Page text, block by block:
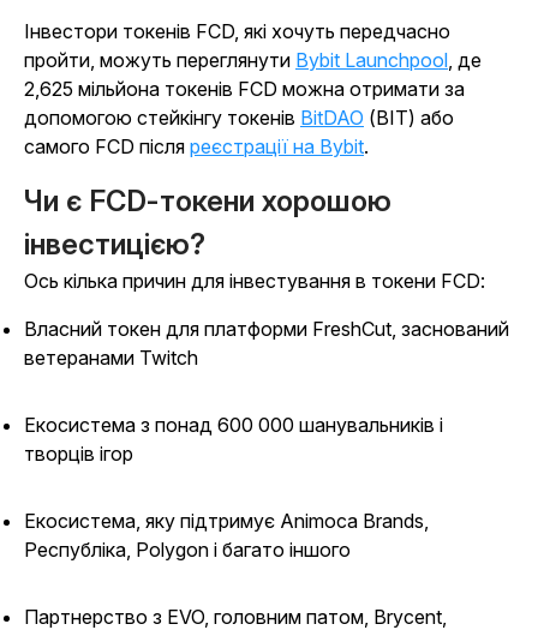
Інвестори токенів FCD, які хочуть передчасно
пройти, можуть переглянути Bybit Launchpool, де
2,625 мільйона токенів FCD можна отримати за
допомогою стейкінгу токенів BitDAO (BIT) або
самого FCD після реєстрації на Bybit.
Чи є FCD-токени хорошою
інвестицією?
Ось кілька причин для інвестування в токени FCD:
Власний токен для платформи FreshCut, заснований
ветеранами Twitch
Екосистема з понад 600 000 шанувальників і
творців ігор
Екосистема, яку підтримує Animoca Brands,
Республіка, Polygon і багато іншого
Партнерство з EVO, головним патом, Brycent,